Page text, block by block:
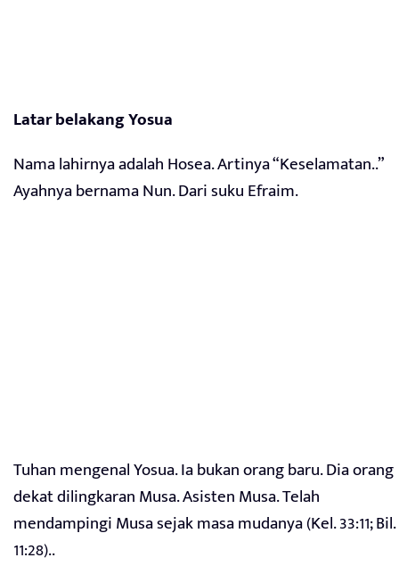
Latar belakang Yosua
Nama lahirnya adalah Hosea. Artinya “Keselamatan..”
Ayahnya bernama Nun. Dari suku Efraim.
Tuhan mengenal Yosua. Ia bukan orang baru. Dia orang
dekat dilingkaran Musa. Asisten Musa. Telah
mendampingi Musa sejak masa mudanya (Kel. 33:11; Bil.
11:28)..